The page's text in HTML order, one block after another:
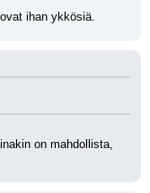
ihan ykkösiä.
on mahdollista,